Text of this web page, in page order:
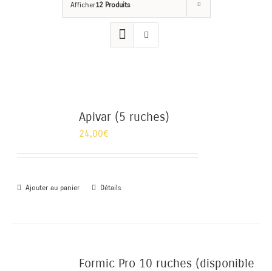
Afficher12 Produits
Apivar (5 ruches)
24,00€
Ajouter au panier Détails
Formic Pro 10 ruches (disponible